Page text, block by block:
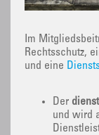
Im
Rechtsschutz,
und eine
Der
und wird